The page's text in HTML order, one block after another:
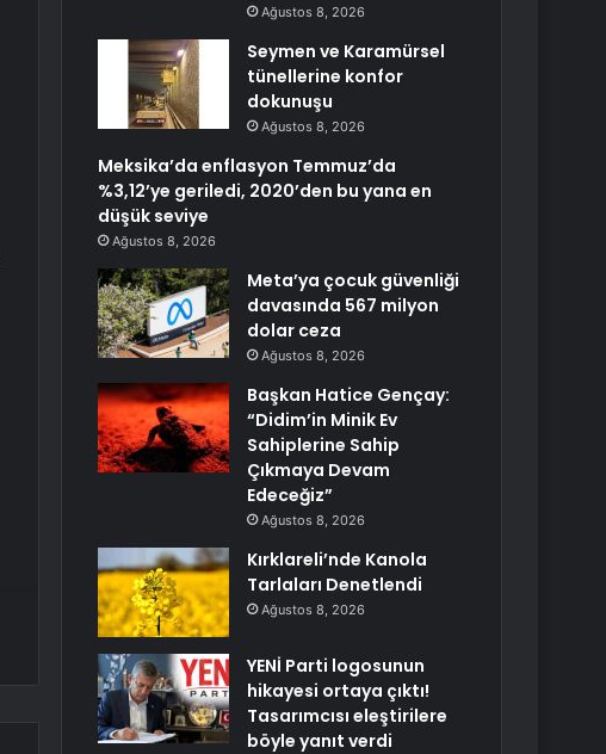
Ağustos 8, 2026
Seymen ve Karamürsel
tünellerine konfor
dokunuşu
Ağustos 8, 2026
Meksika’da enflasyon Temmuz’da
%3,12’ye geriledi, 2020’den bu yana en
düşük seviye
Ağustos 8, 2026
Meta’ya çocuk güvenliği
davasında 567 milyon
dolar ceza
Ağustos 8, 2026
Başkan Hatice Gençay:
“Didim’in Minik Ev
Sahiplerine Sahip
Çıkmaya Devam
Edeceğiz”
Ağustos 8, 2026
Kırklareli’nde Kanola
Tarlaları Denetlendi
Ağustos 8, 2026
YENİ Parti logosunun
hikayesi ortaya çıktı!
Tasarımcısı eleştirilere
böyle yanıt verdi